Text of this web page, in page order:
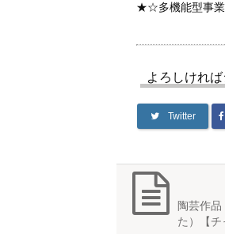
★☆多機能型事業
よろしけれ
Twitter
陶芸作
た）【チ